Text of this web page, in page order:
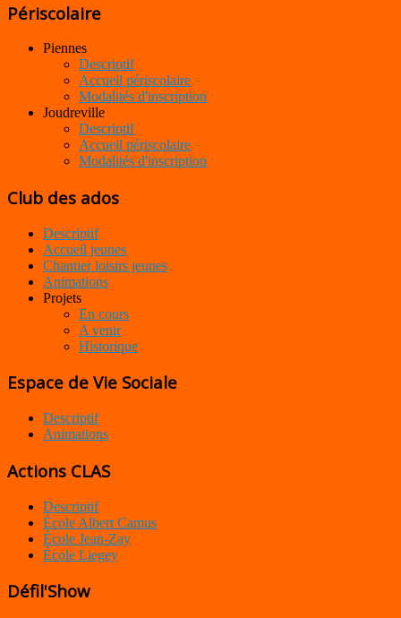
Périscolaire
Piennes
Descriptif
Accueil périscolaire
Modalités d'inscription
Joudreville
Descriptif
Accueil périscolaire
Modalités d'inscription
Club des ados
Descriptif
Accueil jeunes
Chantier loisirs jeunes
Animations
Projets
En cours
A venir
Historique
Espace de Vie Sociale
Descriptif
Animations
Actions CLAS
Descriptif
École Albert Camus
École Jean-Zay
École Liegey
Défil'Show